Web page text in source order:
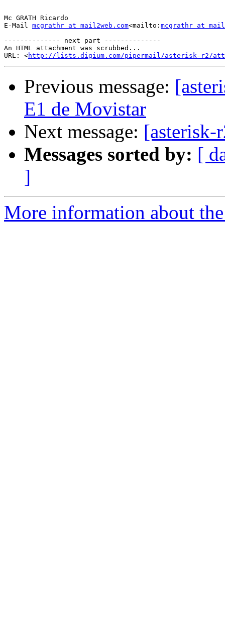
Mc GRATH Ricardo
E-Mail mcgrathr at mail2web.com<mailto: mcgrathr at
-------------- next part --------------
An HTML attachment was scrubbed...
URL: <http://lists.digium.com/pipermail/asterisk-r2/
Previous message:
E1 de Movistar
Next message: [asterisk-
Messages sorted by: [
]
More information about